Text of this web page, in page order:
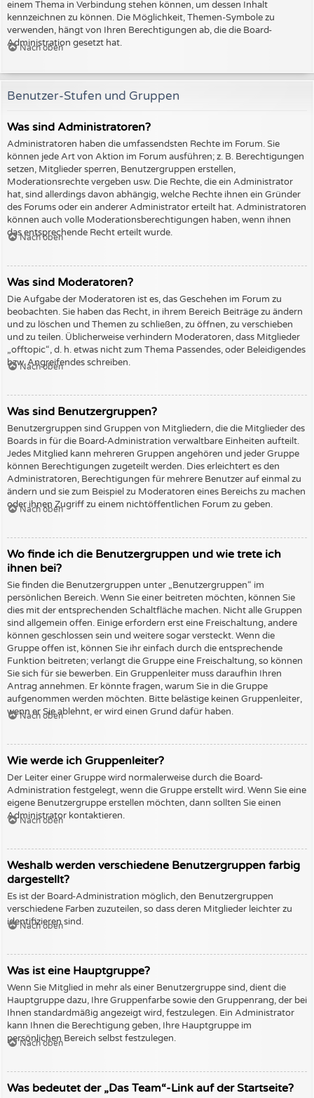
einem Thema in Verbindung stehen können, um dessen Inhalt
kennzeichnen zu können. Die Möglichkeit, Themen-Symbole zu
verwenden, hängt von Ihren Berechtigungen ab, die die Board-
Administration gesetzt hat.
Nach oben
Benutzer-Stufen und Gruppen
Was sind Administratoren?
Administratoren haben die umfassendsten Rechte im Forum. Sie
können jede Art von Aktion im Forum ausführen; z. B. Berechtigungen
setzen, Mitglieder sperren, Benutzergruppen erstellen,
Moderationsrechte vergeben usw. Die Rechte, die ein Administrator
hat, sind allerdings davon abhängig, welche Rechte ihnen ein Gründer
des Forums oder ein anderer Administrator erteilt hat. Administratoren
können auch volle Moderationsberechtigungen haben, wenn ihnen
das entsprechende Recht erteilt wurde.
Nach oben
Was sind Moderatoren?
Die Aufgabe der Moderatoren ist es, das Geschehen im Forum zu
beobachten. Sie haben das Recht, in ihrem Bereich Beiträge zu ändern
und zu löschen und Themen zu schließen, zu öffnen, zu verschieben
und zu teilen. Üblicherweise verhindern Moderatoren, dass Mitglieder
„offtopic“, d. h. etwas nicht zum Thema Passendes, oder Beleidigendes
bzw. Angreifendes schreiben.
Nach oben
Was sind Benutzergruppen?
Benutzergruppen sind Gruppen von Mitgliedern, die die Mitglieder des
Boards in für die Board-Administration verwaltbare Einheiten aufteilt.
Jedes Mitglied kann mehreren Gruppen angehören und jeder Gruppe
können Berechtigungen zugeteilt werden. Dies erleichtert es den
Administratoren, Berechtigungen für mehrere Benutzer auf einmal zu
ändern und sie zum Beispiel zu Moderatoren eines Bereichs zu machen
oder ihnen Zugriff zu einem nichtöffentlichen Forum zu geben.
Nach oben
Wo finde ich die Benutzergruppen und wie trete ich
ihnen bei?
Sie finden die Benutzergruppen unter „Benutzergruppen“ im
persönlichen Bereich. Wenn Sie einer beitreten möchten, können Sie
dies mit der entsprechenden Schaltfläche machen. Nicht alle Gruppen
sind allgemein offen. Einige erfordern erst eine Freischaltung, andere
können geschlossen sein und weitere sogar versteckt. Wenn die
Gruppe offen ist, können Sie ihr einfach durch die entsprechende
Funktion beitreten; verlangt die Gruppe eine Freischaltung, so können
Sie sich für sie bewerben. Ein Gruppenleiter muss daraufhin Ihren
Antrag annehmen. Er könnte fragen, warum Sie in die Gruppe
aufgenommen werden möchten. Bitte belästige keinen Gruppenleiter,
wenn er Sie ablehnt, er wird einen Grund dafür haben.
Nach oben
Wie werde ich Gruppenleiter?
Der Leiter einer Gruppe wird normalerweise durch die Board-
Administration festgelegt, wenn die Gruppe erstellt wird. Wenn Sie eine
eigene Benutzergruppe erstellen möchten, dann sollten Sie einen
Administrator kontaktieren.
Nach oben
Weshalb werden verschiedene Benutzergruppen farbig
dargestellt?
Es ist der Board-Administration möglich, den Benutzergruppen
verschiedene Farben zuzuteilen, so dass deren Mitglieder leichter zu
identifizieren sind.
Nach oben
Was ist eine Hauptgruppe?
Wenn Sie Mitglied in mehr als einer Benutzergruppe sind, dient die
Hauptgruppe dazu, Ihre Gruppenfarbe sowie den Gruppenrang, der bei
Ihnen standardmäßig angezeigt wird, festzulegen. Ein Administrator
kann Ihnen die Berechtigung geben, Ihre Hauptgruppe im
persönlichen Bereich selbst festzulegen.
Nach oben
Was bedeutet der „Das Team“-Link auf der Startseite?